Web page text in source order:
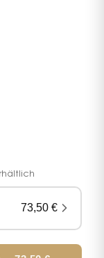
73,50€